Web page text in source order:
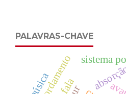
PALAVRAS-CHAVE
sistema
música fala